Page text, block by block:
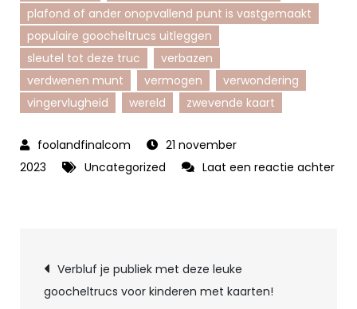
plafond of ander onopvallend punt is vastgemaakt
populaire goocheltrucs uitleggen
sleutel tot deze truc
verbazen
verdwenen munt
vermogen
verwondering
vingervlugheid
wereld zwevende kaart
21 november
2023
Uncategorized
Laat een reactie achter
Goocheltruc
Uitleg
Berichtnavigatie
Verbluf je publiek met deze leuke
goocheltrucs voor kinderen met kaarten!